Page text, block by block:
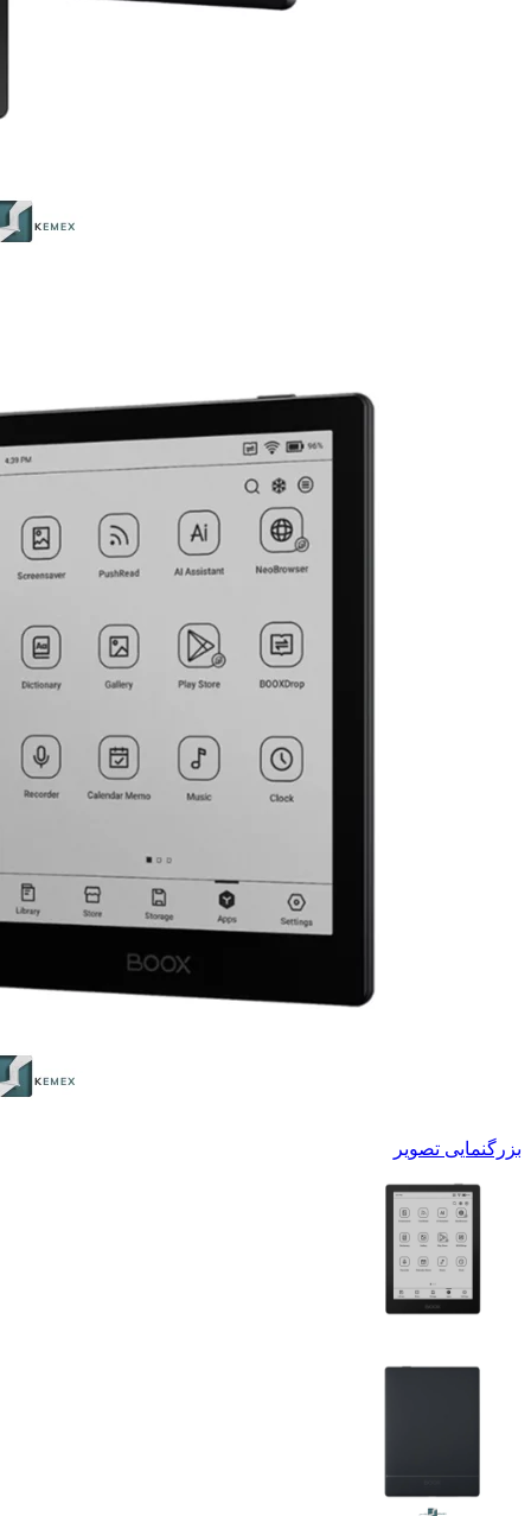
بزرگنمایی تصویر